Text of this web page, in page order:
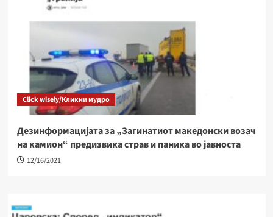
Click wisely/Кликни мудро
Дезинформацијата за „Загинатиот македонски возач
на камион“ предизвика страв и паника во јавноста
12/16/2021